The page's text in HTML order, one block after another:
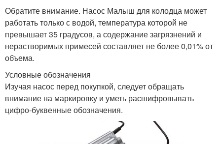
Обратите внимание. Насос Малыш для колодца может
работать только с водой, температура которой не
превышает 35 градусов, а содержание загрязнений и
нерастворимых примесей составляет не более 0,01% от
объема.
Условные обозначения
Изучая насос перед покупкой, следует обращать
внимание на маркировку и уметь расшифровывать
цифро-буквенные обозначения.